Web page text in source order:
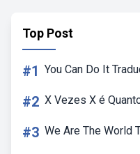
Top Post
#1 You Can Do It
#2 X Vezes X é
#3 We Are The World